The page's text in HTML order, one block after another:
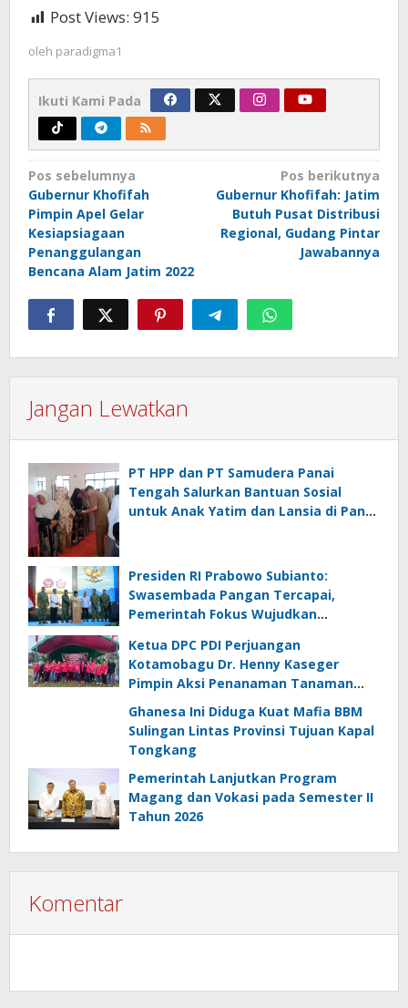
Post Views: 915
oleh paradigma1
Ikuti Kami Pada
Navigasi
pos
Pos sebelumnya
Gubernur Khofifah
Pimpin Apel Gelar
Kesiapsiagaan
Penanggulangan
Bencana Alam Jatim 2022
Pos berikutnya
Gubernur Khofifah: Jatim
Butuh Pusat Distribusi
Regional, Gudang Pintar
Jawabannya
Jangan Lewatkan
PT HPP dan PT Samudera Panai
Tengah Salurkan Bantuan Sosial
untuk Anak Yatim dan Lansia di Panai
Presiden RI Prabowo Subianto:
Swasembada Pangan Tercapai,
Pemerintah Fokus Wujudkan
Ketua DPC PDI Perjuangan
Kotamobagu Dr. Henny Kaseger
Pimpin Aksi Penanaman Tanaman
Pengganti Beras di Desa Bungko
Ghanesa Ini Diduga Kuat Mafia BBM
Sulingan Lintas Provinsi Tujuan Kapal
Tongkang
Pemerintah Lanjutkan Program
Magang dan Vokasi pada Semester II
Tahun 2026
Komentar